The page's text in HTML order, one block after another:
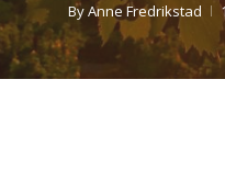
ByAnne Fredrikstad